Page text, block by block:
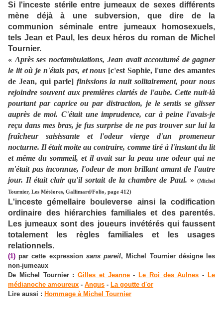
Si l'inceste stérile entre jumeaux de sexes différents
mène déjà à une subversion, que dire de la
communion séminale entre jumeaux homosexuels,
tels Jean et Paul, les deux héros du roman de Michel
Tournier.
« Après ses noctambulations, Jean avait accoutumé de gagner
le lit où je n'étais pas, et nous [c'est Sophie, l'une des amantes
de Jean, qui parle] finissions la nuit solitairement, pour nous
rejoindre souvent aux premières clartés de l'aube. Cette nuit-là
pourtant par caprice ou par distraction, je le sentis se glisser
auprès de moi. C'était une imprudence, car à peine l'avais-je
reçu dans mes bras, je fus surprise de ne pas trouver sur lui la
fraîcheur saisissante et l'odeur vierge d'un promeneur
nocturne. Il était moite au contraire, comme tiré à l'instant du lit
et même du sommeil, et il avait sur la peau une odeur qui ne
m'était pas inconnue, l'odeur de mon brillant amant de l'autre
jour. Il était clair qu'il sortait de la chambre de Paul. »
(Michel
Tournier, Les Météores, Gallimard/Folio, page 412)
L'inceste gémellaire bouleverse ainsi la codification
ordinaire des hiérarchies familiales et des parentés.
Les jumeaux sont des joueurs invétérés qui faussent
totalement les règles familiales et les usages
relationnels.
(1)par cette expression sans pareil, Michel Tournier désigne les
non-jumeaux
De Michel Tournier :Gilles et Jeanne- Le Roi des Aulnes - Le
médianoche amoureux - Angus - La goutte d'or
Lire aussi : Hommage à Michel Tournier